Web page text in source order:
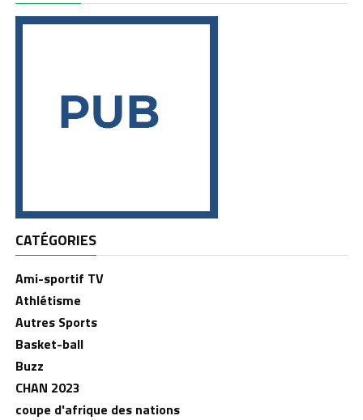
CATÉGORIES
Ami-sportif TV
Athlétisme
Autres Sports
Basket-ball
Buzz
CHAN 2023
coupe d'afrique des nations